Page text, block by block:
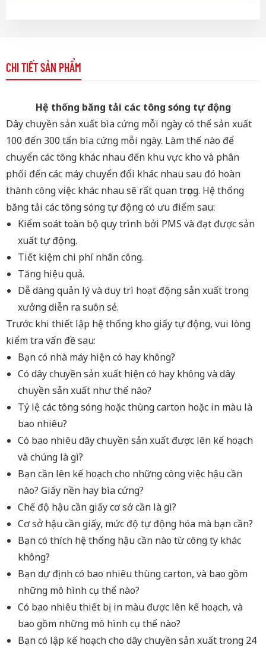
CHI TIẾT SẢN PHẨM
Hệ thống băng tải các tông sóng tự động
Dây chuyền sản xuất bìa cứng mỗi ngày có thể sản xuất
100 đến 300 tấn bìa cứng mỗi ngày. Làm thế nào để
chuyển các tông khác nhau đến khu vực kho và phân
phối đến các máy chuyển đổi khác nhau sau đó hoàn
thành công việc khác nhau sẽ rất quan trọng. Hệ thống
băng tải các tông sóng tự động có ưu điểm sau:
Kiểm soát toàn bộ quy trình bởi PMS và đạt được sản
xuất tự động.
Tiết kiệm chi phí nhân công.
Tăng hiệu quả.
Dễ dàng quản lý và duy trì hoạt động sản xuất trong
xưởng diễn ra suôn sẻ.
Trước khi thiết lập hệ thống kho giấy tự động, vui lòng
kiểm tra vấn đề sau:
Bạn có nhà máy hiện có hay không?
Có dây chuyền sản xuất hiện có hay không và dây
chuyền sản xuất như thế nào?
Tỷ lệ các tông sóng hoặc thùng carton hoặc in màu là
bao nhiêu?
Có bao nhiêu dây chuyền sản xuất được lên kế hoạch
và chúng là gì?
Bạn cần lên kế hoạch cho những công việc hậu cần
nào? Giấy nền hay bìa cứng?
Chế độ hậu cần giấy cơ sở cần là gì?
Cơ sở hậu cần giấy, mức độ tự động hóa mà bạn cần?
Bạn có thích hệ thống hậu cần nào từ công ty khác
không?
Bạn dự định có bao nhiêu thùng carton, và bao gồm
những mô hình cụ thể nào?
Có bao nhiêu thiết bị in màu được lên kế hoạch, và
bao gồm những mô hình cụ thể nào?
Bạn có lập kế hoạch cho dây chuyền sản xuất trong 24